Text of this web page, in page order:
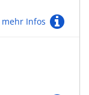
mehr Infos